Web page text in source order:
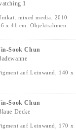
1
mixed media. 2010
x 41 cm. Objektrahmen
Sook Chun
auf Leinwand, 140 x
Sook Chun
Decke
auf Leinwand, 170 x